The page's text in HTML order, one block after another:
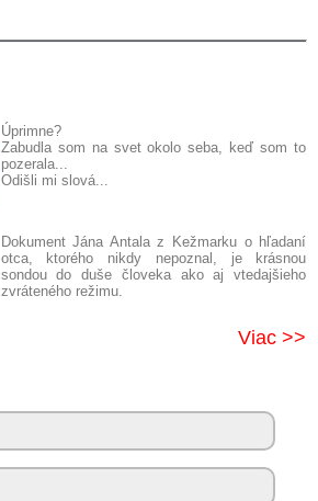
Úprimne?
Zabudla som na svet okolo seba, keď som to
pozerala...
Odišli mi slová...
Dokument Jána Antala z Kežmarku o hľadaní
otca, ktorého nikdy nepoznal, je krásnou
sondou do duše človeka ako aj vtedajšieho
zvráteného režimu.
Viac >>